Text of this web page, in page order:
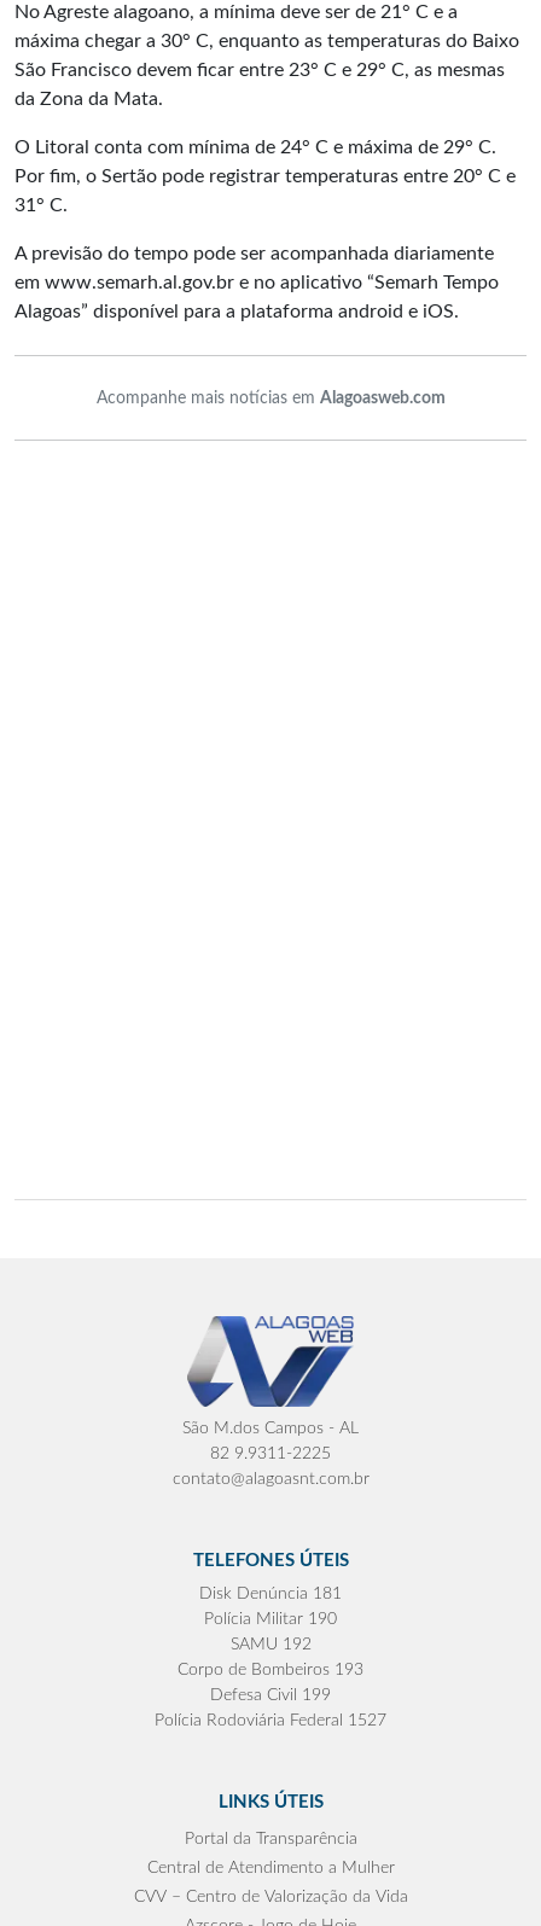
No Agreste alagoano, a mínima deve ser de 21° C e a
máxima chegar a 30° C, enquanto as temperaturas do Baixo
São Francisco devem ficar entre 23° C e 29° C, as mesmas
da Zona da Mata.
O Litoral conta com mínima de 24° C e máxima de 29° C.
Por fim, o Sertão pode registrar temperaturas entre 20° C e
31° C.
A previsão do tempo pode ser acompanhada diariamente
em www.semarh.al.gov.br e no aplicativo “Semarh Tempo
Alagoas” disponível para a plataforma android e iOS.
Acompanhe mais notícias em Alagoasweb.com
São M.dos Campos - AL
82 9.9311-2225
contato@alagoasnt.com.br
TELEFONES ÚTEIS
Disk Denúncia 181
Polícia Militar 190
SAMU 192
Corpo de Bombeiros 193
Defesa Civil 199
Polícia Rodoviária Federal 1527
LINKS ÚTEIS
Portal da Transparência
Central de Atendimento a Mulher
CVV – Centro de Valorização da Vida